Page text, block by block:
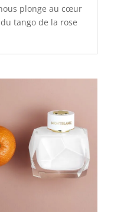
plonge au cœur
tango de la rose